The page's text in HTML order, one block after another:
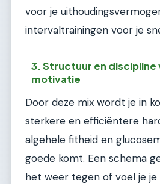
voor je
intervaltrainingen voor je
3. Structuur en discipline
motivatie
Door deze mix wordt je in
sterkere en efficiëntere
algehele fitheid en
goede komt. Een schema
het weer tegen of voel je